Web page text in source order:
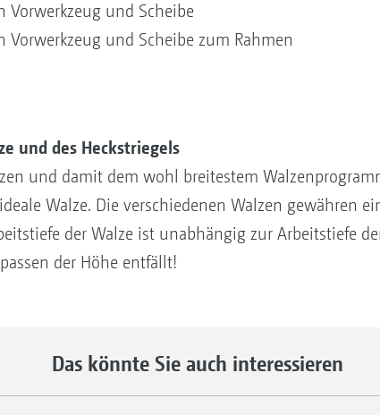
und Scheibe
und Scheibe zum Rahmen
und des Heckstriegels
und damit dem wohl breitestem
Walze. Die verschiedenen Walzen gewähren
der Walze ist unabhängig zur Arbeitstiefe
der Höhe entfällt!
Das könnte Sie auch interessieren